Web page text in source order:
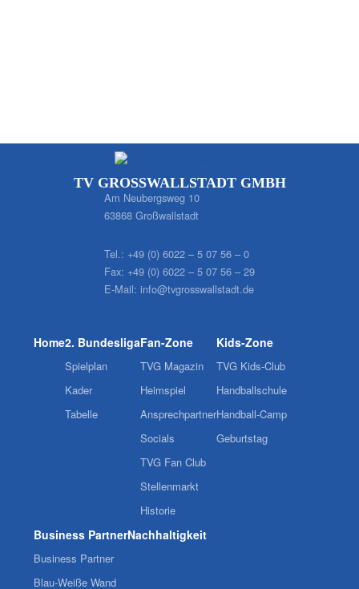
TV GROSSWALLSTADT GMBH
Am Neubergsweg 10
63868 Großwallstadt
Tel.: +49 (0) 6022 – 5 07 56 – 0
Fax: +49 (0) 6022 – 5 07 56 – 29
E-Mail: info@tvgrosswallstadt.de
Home2. Bundesliga
Spielplan
Kader
Tabelle
Fan-Zone
TVG Magazin
Heimspiel
Ansprechpartner
Socials
TVG Fan Club
Stellenmarkt
Historie
Kids-Zone
TVG Kids-Club
Handballschule
Handball-Camp
Geburtstag
Business Partner
Business Partner
Blau-Weiße Wand
Nachhaltigkeit